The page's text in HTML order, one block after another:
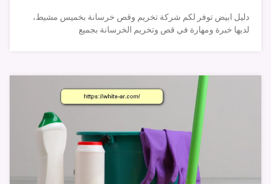
دليل ابيض توفر لكم شركة تخريم وقص خرسانة بخميس مشيط،
لديها خبرة ومهارة في قص وتخريم الخرسانة بجميع